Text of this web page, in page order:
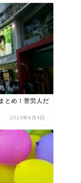
とめ！苦労人だ
2023年8月4日